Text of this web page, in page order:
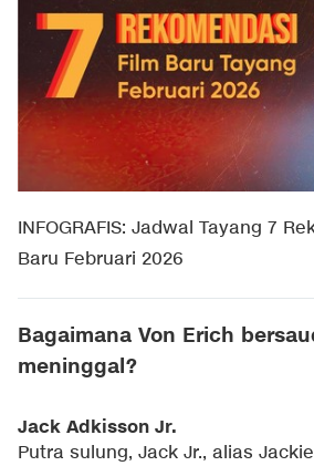
INFOGRAFIS: Jadwal Tayang 7
Baru Februari 2026
Bagaimana Von Erich
meninggal?
Jack Adkisson Jr.
Putra sulung, Jack Jr., alias